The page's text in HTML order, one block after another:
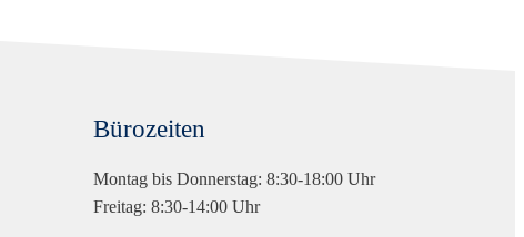
Bürozeiten
Montag bis Donnerstag: 8:30-18:00 Uhr
Freitag: 8:30-14:00 Uhr